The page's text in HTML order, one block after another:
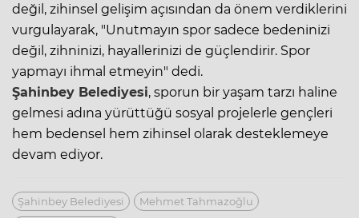
değil, zihinsel gelişim açısından da önem verdiklerini
vurgulayarak, "Unutmayın spor sadece bedeninizi
değil, zihninizi, hayallerinizi de güçlendirir. Spor
yapmayı ihmal etmeyin" dedi.
Şahinbey Belediyesi, sporun bir yaşam tarzı haline
gelmesi adına yürüttüğü sosyal projelerle gençleri
hem bedensel hem zihinsel olarak desteklemeye
devam ediyor.
Şahinbey Belediyesi
Mehmet Tahmazoğlu